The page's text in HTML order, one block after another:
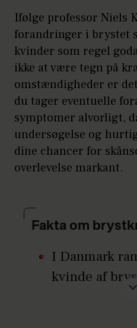
Det mest
brystkræft er en
Reager derfor
hård, uøm knude,
bevæges rundt i
fortykkelse i
Knuder kan sidde
desuden i den
der løber op mod
Hvis form og
som noget nyt
indad, kan det
Ifølge professor Niels
forandringer i brystet
kvinder som regel
ikke at være tegn på
omstændigheder er
du tager eventuelle
symptomer alvorligt,
undersøgelse og
dine chancer for
overlevelse markant.
Fakta om
I Danmark
kvinde af